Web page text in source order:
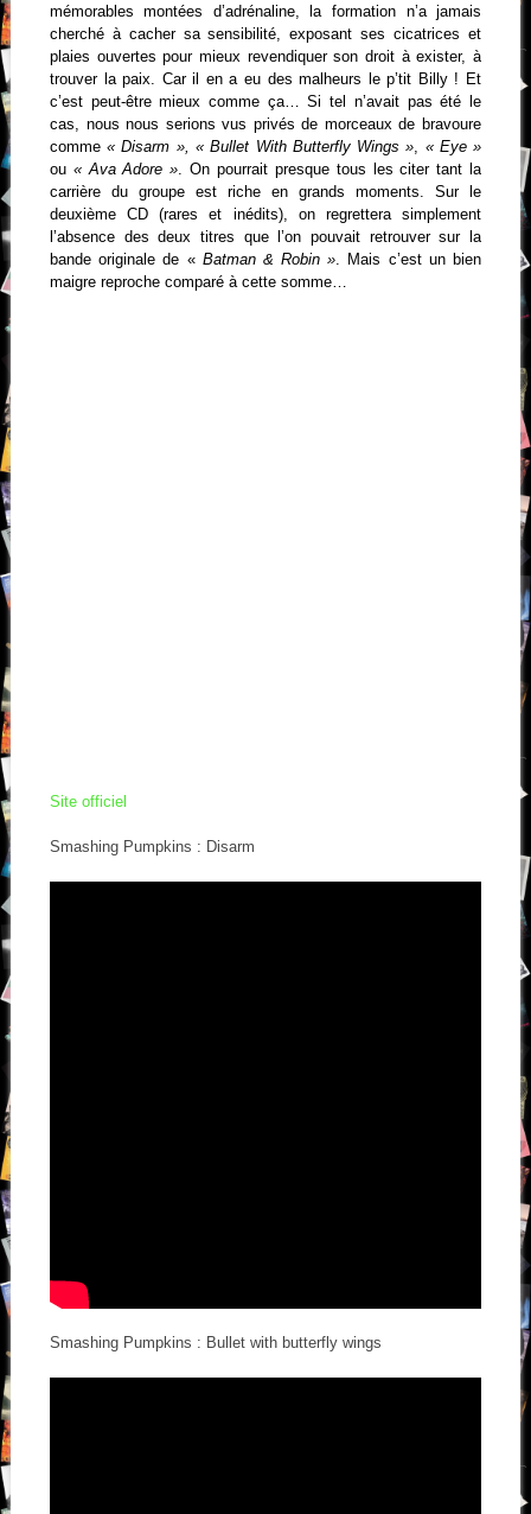
mémorables montées d’adrénaline, la formation n’a jamais
cherché à cacher sa sensibilité, exposant ses cicatrices et
plaies ouvertes pour mieux revendiquer son droit à exister, à
trouver la paix. Car il en a eu des malheurs le p’tit Billy ! Et
c’est peut-être mieux comme ça… Si tel n’avait pas été le
cas, nous nous serions vus privés de morceaux de bravoure
comme« Disarm », « Bullet With Butterfly Wings »
« Eye »
ou « Ava Adore » . On pourrait presque tous les citer tant la
carrière du groupe est riche en grands moments. Sur le
deuxième CD (rares et inédits), on regrettera simplement
l’absence des deux titres que l’on pouvait retrouver sur la
bande originale de « Batman & Robin » . Mais c’est un bien
maigre reproche comparé à cette somme…
Site officiel
Smashing Pumpkins : Disarm
Smashing Pumpkins : Bullet with butterfly wings